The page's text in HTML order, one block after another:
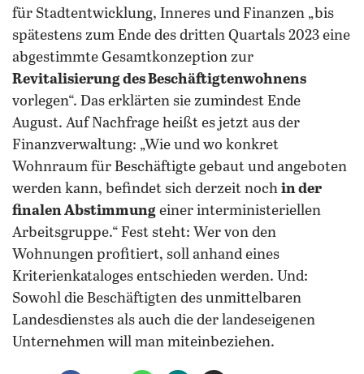
für Stadtentwicklung, Inneres und Finanzen „bis
spätestens zum Ende des dritten Quartals 2023 eine
abgestimmte Gesamtkonzeption zur
Revitalisierung des Beschäftigtenwohnens
vorlegen“. Das erklärten sie zumindest Ende
August. Auf Nachfrage heißt es jetzt aus der
Finanzverwaltung: „Wie und wo konkret
Wohnraum für Beschäftigte gebaut und angeboten
werden kann, befindet sich derzeit noch in der
finalen Abstimmung einer interministeriellen
Arbeitsgruppe.“ Fest steht: Wer von den
Wohnungen profitiert, soll anhand eines
Kriterienkataloges entschieden werden. Und:
Sowohl die Beschäftigten des unmittelbaren
Landesdienstes als auch die der landeseigenen
Unternehmen will man miteinbeziehen.